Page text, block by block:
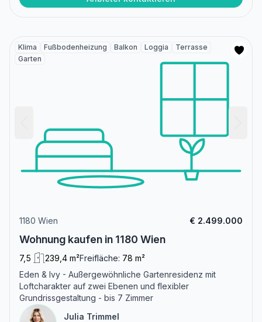
Klima Fußbodenheizung Balkon Loggia
Terrasse
Garten
1180 Wien € 2.499.000
Wohnung kaufen in 1180 Wien
7,5 239,4 m²Freifläche: 78 m²
Eden & Ivy - Außergewöhnliche Gartenresidenz mit
Loftcharakter auf zwei Ebenen und flexibler
Grundrissgestaltung - bis 7 Zimmer
Julia Trimmel